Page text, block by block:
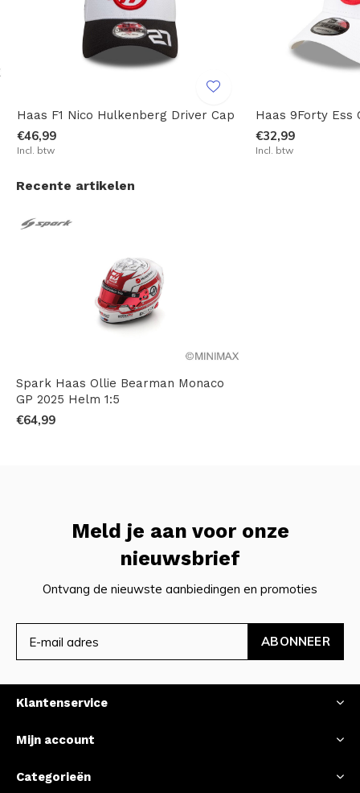
Haas F1 Nico Hulkenberg Driver Cap
€46,99
Incl. btw
Haas 9Forty Ess
€32,99
Incl. btw
Recente artikelen
Spark Haas Ollie Bearman Monaco
GP 2025 Helm 1:5
€64,99
Meld je aan voor onze
nieuwsbrief
Ontvang de nieuwste aanbiedingen en promoties
ABONNEER
Klantenservice
Mijn account
Categorieën